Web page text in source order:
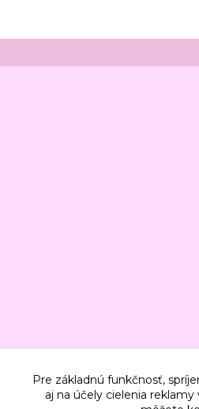
Pre základnú funkčnosť,
aj na účely cielenia